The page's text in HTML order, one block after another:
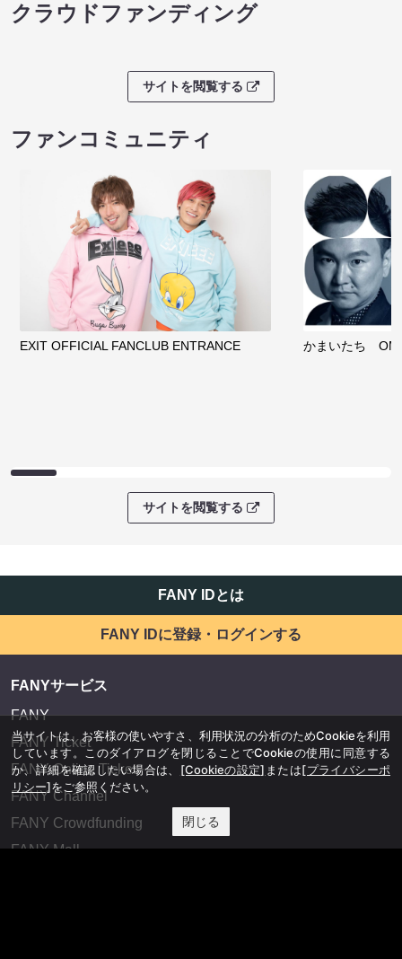
クラウドファンディング
サイトを閲覧する
ファンコミュニティ
EXIT OFFICIAL FANCLUB ENTRANCE かまいたち
サイトを閲覧する
FANY IDとは
FANY IDに登録・ログインする
FANYサービス
FANY
FANY Ticket
FANY Online Ticket
FANY Channel
FANY Crowdfunding
FANY Mall
当サイトは、お客様の使いやすさ、利用状況の分析のためCookieを利用
しています。このダイアログを閉じることでCookieの使用に同意する
か、詳細を確認したい場合は、 [Cookieの設定] または[プライバシーポ
リシー]をご参照ください。
閉じる